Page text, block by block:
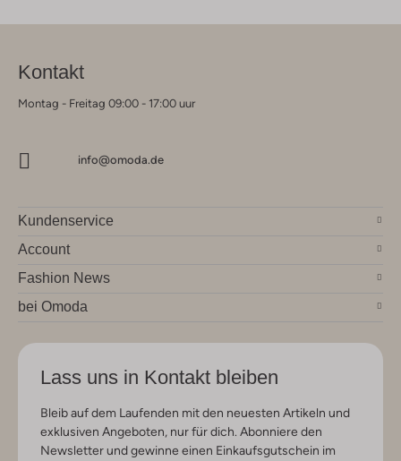
Kontakt
Montag - Freitag 09:00 - 17:00 uur
info@omoda.de
Kundenservice
Account
Fashion News
bei Omoda
Lass uns in Kontakt bleiben
Bleib auf dem Laufenden mit den neuesten Artikeln und
exklusiven Angeboten, nur für dich. Abonniere den
Newsletter und gewinne einen Einkaufsgutschein im